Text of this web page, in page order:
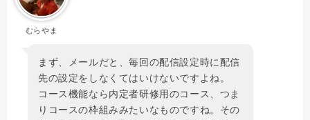
むらやま
まず、メールだと、毎回の配信設定時に配信
先の設定をしなくてはいけないですよね。
コース機能なら内定者研修用のコース、つま
りコースの枠組みみたいなものですね。その